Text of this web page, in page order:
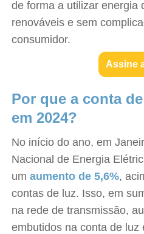
de forma a utilizar energia
renováveis e sem
consumidor.
Assine
Por que a conta
em 2024?
No início do ano, em
Nacional de Energia
umaumento de 5,6%,
contas de luz. Isso, em
na rede de transmissão,
embutidos na conta de luz